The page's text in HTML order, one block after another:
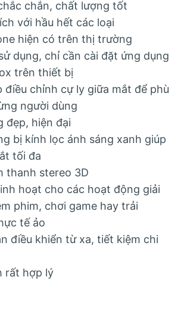
chắn, chất lượng tốt
với hầu hết các loại
hiện có trên thị trường
dụng, chỉ cần cài đặt ứng dụng
trên thiết bị
điều chỉnh cự ly giữa mắt để phù
người dùng
đẹp, hiện đại
bị kính lọc ánh sáng xanh giúp
tối đa
thanh stereo 3D
hoạt cho các hoạt động giải
phim, chơi game hay trải
tế ảo
điều khiển từ xa, tiết kiệm chi
rất hợp lý